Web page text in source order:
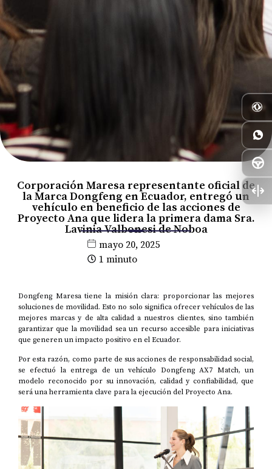
Corporación Maresa representante oficial de
la Marca Dongfeng en Ecuador, entregó un
vehículo en beneficio de las acciones de
Proyecto Ana que lidera la primera dama Sra.
Lavinia Valbonesi de Noboa
mayo 20, 2025
1 minuto
Dongfeng Maresa tiene la misión clara: proporcionar las mejores
soluciones de movilidad. Esto no solo significa ofrecer vehículos de las
mejores marcas y de alta calidad a nuestros clientes, sino también
garantizar que la movilidad sea un recurso accesible para iniciativas
que generen un impacto positivo en el Ecuador.
Por esta razón, como parte de sus acciones de responsabilidad social,
se efectuó la entrega de un vehículo Dongfeng AX7 Match, un
modelo reconocido por su innovación, calidad y confiabilidad, que
será una herramienta clave para la ejecución del Proyecto Ana.